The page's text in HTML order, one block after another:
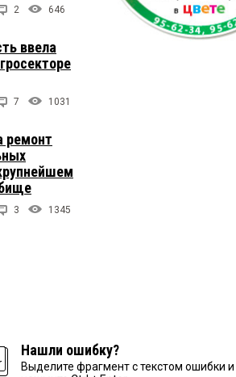
2 646
ввела
7 1031
ремонт
3 1345
Нашли ошибку?
Выделите фрагмент с текстом ошибки и